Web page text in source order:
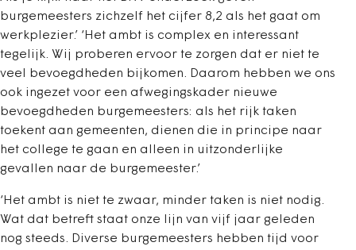
burgemeesters zichzelf het cijfer 8,2 als het gaat om
werkplezier.’ ‘Het ambt is complex en interessant
tegelijk. Wij proberen ervoor te zorgen dat er niet te
veel bevoegdheden bijkomen. Daarom hebben we ons
ook ingezet voor een afwegingskader nieuwe
bevoegdheden burgemeesters: als het rijk taken
toekent aan gemeenten, dienen die in principe naar
het college te gaan en alleen in uitzonderlijke
gevallen naar de burgemeester.’
‘Het ambt is niet te zwaar, minder taken is niet nodig.
Wat dat betreft staat onze lijn van vijf jaar geleden
nog steeds. Diverse burgemeesters hebben tijd voor